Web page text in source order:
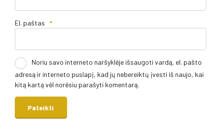
El. paštas *
Noriu savo interneto naršyklėje išsaugoti vardą, el. pašto
adresą ir interneto puslapį, kad jų nebereiktų įvesti iš naujo, kai
kitą kartą vėl norėsiu parašyti komentarą.